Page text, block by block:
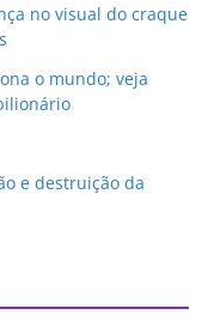
no visual do craque
o mundo; veja
e destruição da